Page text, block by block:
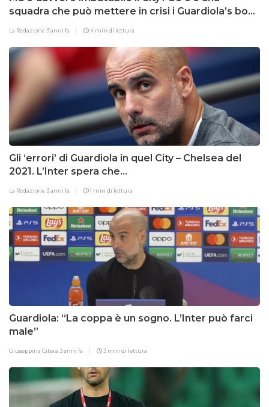
squadra che può mettere in crisi i Guardiola’s boys
è l’Inter. Vediamo perchè…
La Redazione3 anni fa 4 min di lettura
Gli ‘errori’ di Guardiola in quel City – Chelsea del
2021. L’Inter spera che…
La Redazione3 anni fa 1 min di lettura
Guardiola: “La coppa è un sogno. L’Inter può farci
male”
Giuseppina Citera 3 anni fa 3 min di lettura